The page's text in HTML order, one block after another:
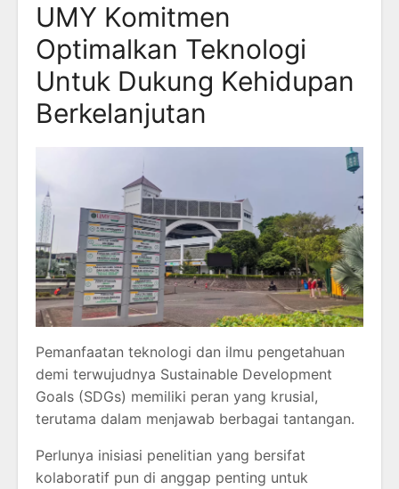
UMY Komitmen
Optimalkan Teknologi
Untuk Dukung Kehidupan
Berkelanjutan
Pemanfaatan teknologi dan ilmu pengetahuan
demi terwujudnya Sustainable Development
Goals (SDGs) memiliki peran yang krusial,
terutama dalam menjawab berbagai tantangan.
Perlunya inisiasi penelitian yang bersifat
kolaboratif pun di anggap penting untuk